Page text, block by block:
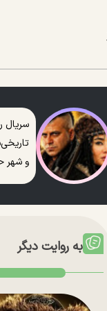
سریال
و شهر
به روایت دیگر